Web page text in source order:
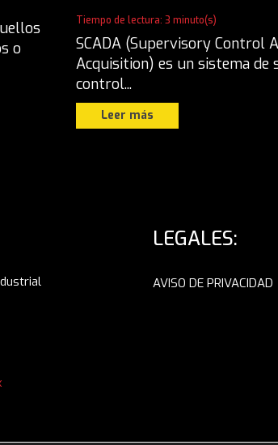
o
Tiempo de lectura: 3 minuto(s)
SCADA (Supervisory Control
Acquisition) es un sistema de
control...
Leer más
LEGALES:
AVISO DE PRIVACIDAD